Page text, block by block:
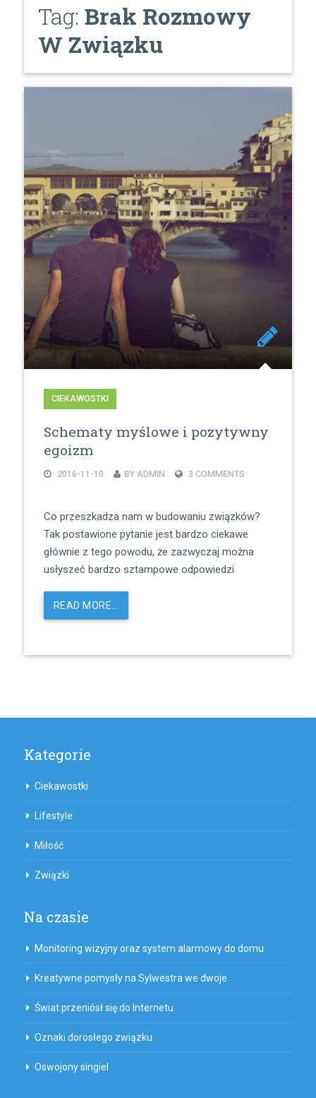
Tag: Brak Rozmowy
W Związku
CIEKAWOSTKI
Schematy myślowe i pozytywny
egoizm
2016-11-10 BY ADMIN 3 COMMENTS
Co przeszkadza nam w budowaniu związków?
Tak postawione pytanie jest bardzo ciekawe
głównie z tego powodu, że zazwyczaj można
usłyszeć bardzo sztampowe odpowiedzi
READ MORE…
Kategorie
Ciekawostki
Lifestyle
Miłość
Związki
Na czasie
Monitoring wizyjny oraz system alarmowy do domu
Kreatywne pomysły na Sylwestra we dwoje
Świat przeniósł się do Internetu
Oznaki dorosłego związku
Oswojony singiel